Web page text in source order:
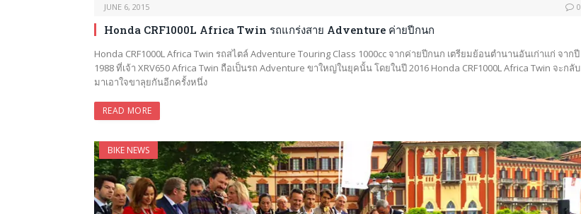
JUNE 6, 2015 0
Honda CRF1000L Africa Twin รถแกร่งสาย Adventure ค่ายปีกนก
Honda CRF1000L Africa Twin รถสไตล์ Adventure Touring Class 1000cc จากค่ายปีกนก เตรียมย้อนตำนานอันเก่าแก่ จากปี
1988 ที่เจ้า XRV650 Africa Twin ถือเป็นรถ Adventure ขาใหญ่ในยุคนั้น โดยในปี 2016 Honda CRF1000L Africa Twin จะกลับ
มาเอาใจขาลุยกันอีกครั้งหนึ่ง
READ MORE
BIKE NEWS